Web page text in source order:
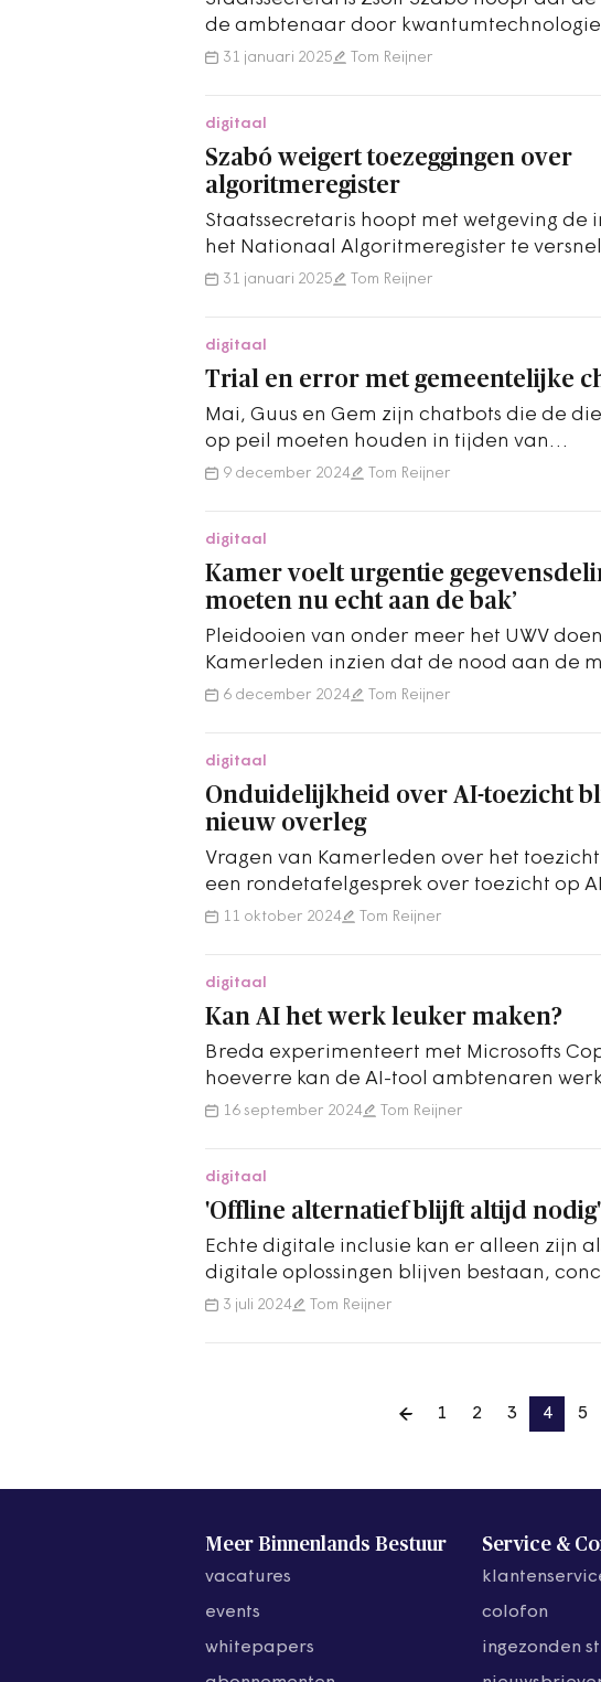
de ambtenaar door kwantumtechnologie
worden.
31 januari 2025 Tom Reijner
digitaal
Szabó weigert toezeggingen over
algoritmeregister
Staatssecretaris hoopt met wetgeving de
het Nationaal Algoritmeregister te
31 januari 2025 Tom Reijner
digitaal
Trial en error met gemeentelijke
Mai, Guus en Gem zijn chatbots die de
op peil moeten houden in tijden van
arbeidsmarkttekorten.
9 december 2024 Tom Reijner
digitaal
Kamer voelt urgentie
moeten nu echt aan de bak’
Pleidooien van onder meer het UWV
Kamerleden inzien dat de nood aan de
6 december 2024 Tom Reijner
digitaal
Onduidelijkheid over AI-toezicht
nieuw overleg
Vragen van Kamerleden over het
een rondetafelgesprek over toezicht op
11 oktober 2024 Tom Reijner
digitaal
Kan AI het werk leuker maken?
Breda experimenteert met Microsofts
hoeverre kan de AI-tool ambtenaren
16 september 2024 Tom Reijner
digitaal
'Offline alternatief blijft altijd nodig'
Echte digitale inclusie kan er alleen zijn
digitale oplossingen blijven bestaan,
Kamerleden.
3 juli 2024 Tom Reijner
1 2 3 4 5
Meer Binnenlands Bestuur
vacatures
events
whitepapers
Service &
colofon
ingezonden